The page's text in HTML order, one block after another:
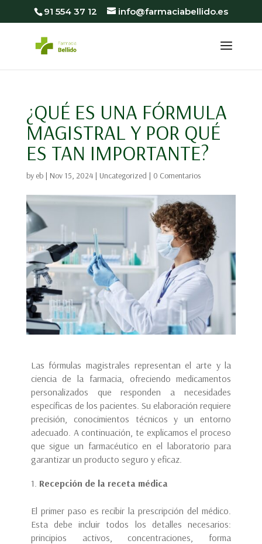
91 554 37 12 info@farmaciabellido.es
¿QUÉ ES UNA FÓRMULA
MAGISTRAL Y POR QUÉ
ES TAN IMPORTANTE?
by eb| Nov 15, 2024| Uncategorized | 0 Comentarios
Las fórmulas magistrales representan el arte y la
ciencia de la farmacia, ofreciendo medicamentos
personalizados que responden a necesidades
específicas de los pacientes. Su elaboración requiere
precisión, conocimientos técnicos y un entorno
adecuado. A continuación, te explicamos el proceso
que sigue un farmacéutico en el laboratorio para
garantizar un producto seguro y eficaz.
Recepción de la receta médica
El primer paso es recibir la prescripción del médico.
Esta debe incluir todos los detalles necesarios:
principios activos, concentraciones, forma